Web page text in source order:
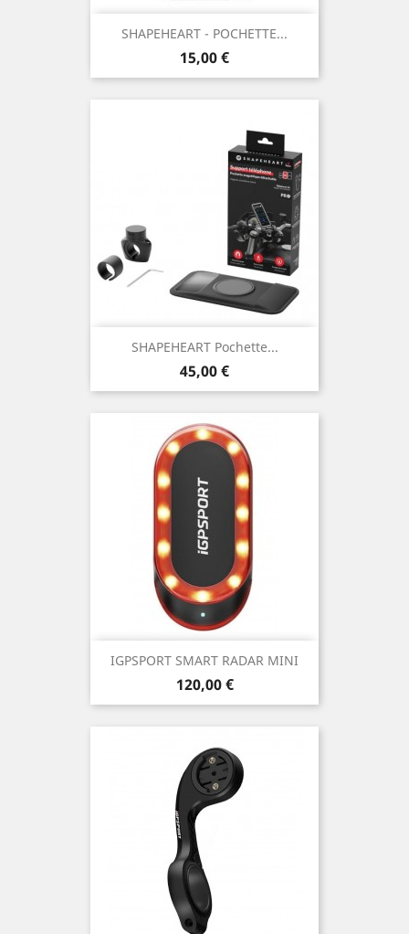
SHAPEHEART - POCHETTE...
Prix
15,00 €
SHAPEHEART Pochette...
Prix
45,00 €
IGPSPORT SMART RADAR MINI
Prix
120,00 €